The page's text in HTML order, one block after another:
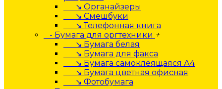
↘ Органайзеры
↘ Смешбуки
↘ Телефонная книга
- Бумага для оргтехники +
↘ Бумага белая
↘ Бумага для факса
↘ Бумага самоклеящаяся А4
↘ Бумага цветная офисная
↘ Фотобумага